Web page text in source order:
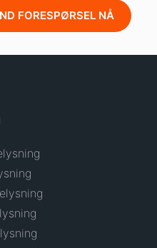
FORESPØRSEL NÅ